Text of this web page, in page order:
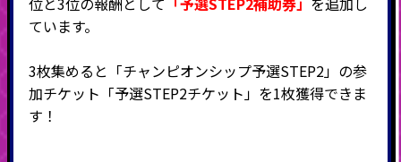
ています。
3枚集めると「チャンピオンシップ予選STEP2」の参
加チケット「予選STEP2チケット」を1枚獲得できま
す！